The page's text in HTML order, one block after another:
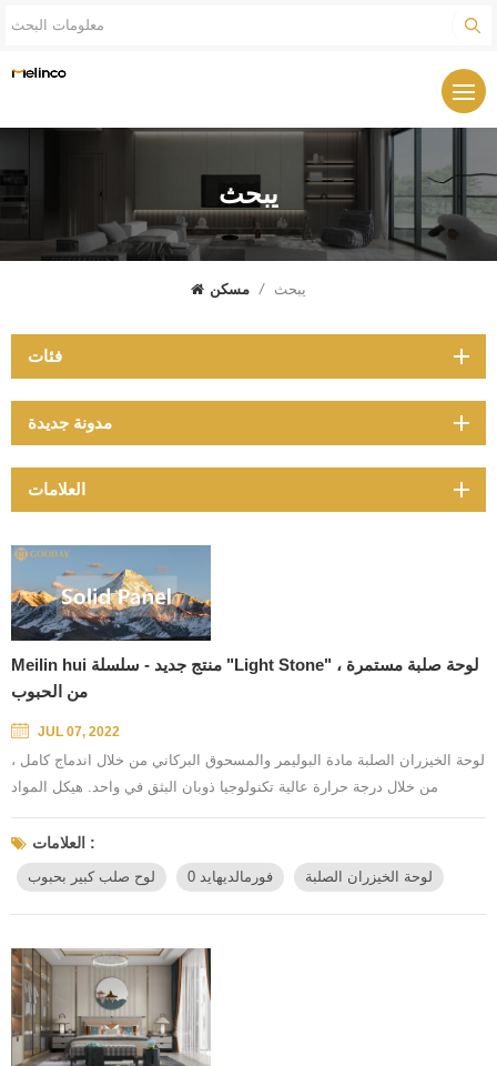
يبحث
مسكن / يبحث
Meilin hui منتج جديد - سلسلة "Light Stone" ، لوحة صلبة مستمرة
من الحبوب
JUL 07, 2022
لوحة الخيزران الصلبة مادة البوليمر والمسحوق البركاني من خلال اندماج كامل ،
من خلال درجة حرارة عالية تكنولوجيا ذوبان البثق في واحد. هيكل المواد
مقاومة للماء فائقة ، مستوى B1 المانع للحريق. تتم معالجتها بواسطة PUR
تكنولوجيا الترابط عالية الحرارة. حماية البيئة ، العزل الحراري ، عزل الصوت ،
الحفاظ على الحرارة ، مقاوم للرطوبة ، مقاو...
العلامات :
لوح صلب كبير بحبوب 0 فورمالديهايد لوحة الخيزران الصلبة
فئات
مدونة جديدة
العلامات